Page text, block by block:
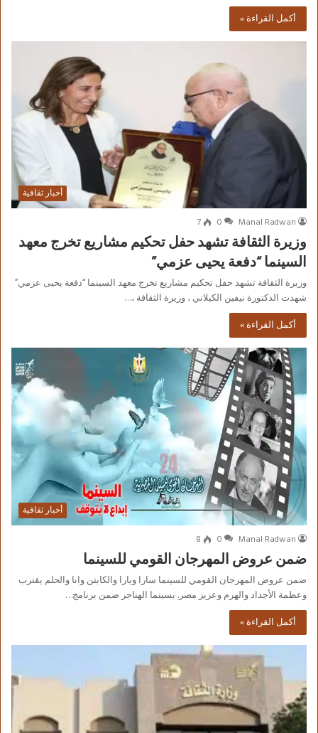
أكمل القراءة »
أخبار ثقافية
Manal Radwan
0
7
وزيرة الثقافة تشهد حفل تحكيم مشاريع تخرج معهد
السينما “دفعة يحيى عزمي”
وزيرة الثقافة تشهد حفل تحكيم مشاريع تخرج معهد السينما “دفعة يحيى عزمي”
شهدت الدكتورة نيفين الكيلاني ، وزيرة الثقافة ،…
أكمل القراءة »
أخبار ثقافية
Manal Radwan
0
8
ضمن عروض المهرجان القومي للسينما
ضمن عروض المهرجان القومي للسينما سارا ويارا والكابتن وانا والحلم يقترب
وعظمة الأجداد والهرم وعزيز مصر. بسينما الهناجر ضمن برنامج…
أكمل القراءة »